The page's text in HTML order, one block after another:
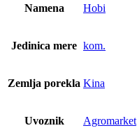
Namena Hobi
Jedinica mere kom.
Zemlja porekla Kina
Uvoznik Agromarket